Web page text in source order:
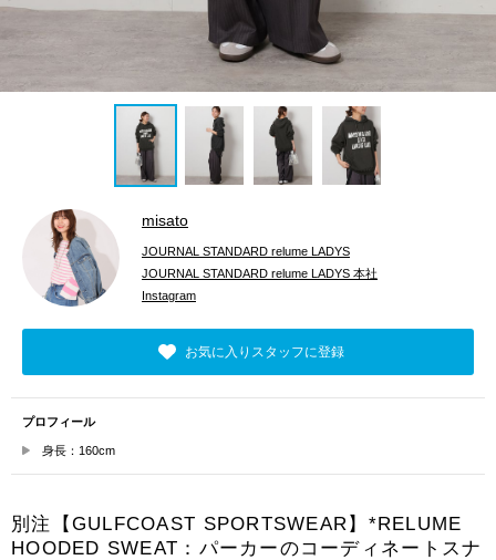
misato
JOURNAL STANDARD relume LADYS
JOURNAL STANDARD relume LADYS 本社
Instagram
お気に入りスタッフに登録
プロフィール
身長：160cm
別注【GULFCOAST SPORTSWEAR】*RELUME
HOODED SWEAT：パーカーのコーディネートスナ